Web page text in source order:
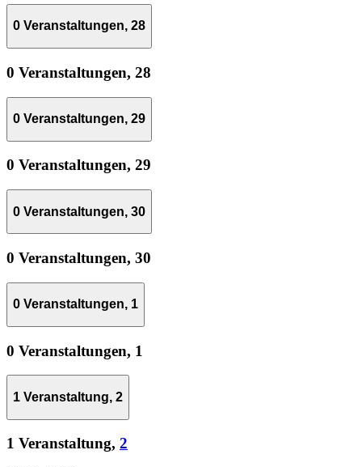
0 Veranstaltungen, 28
0 Veranstaltungen, 28
0 Veranstaltungen, 29
0 Veranstaltungen, 29
0 Veranstaltungen, 30
0 Veranstaltungen, 30
0 Veranstaltungen, 1
0 Veranstaltungen, 1
1 Veranstaltung, 2
1 Veranstaltung, 2